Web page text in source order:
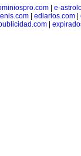
| e-
| ediarios.com|
|